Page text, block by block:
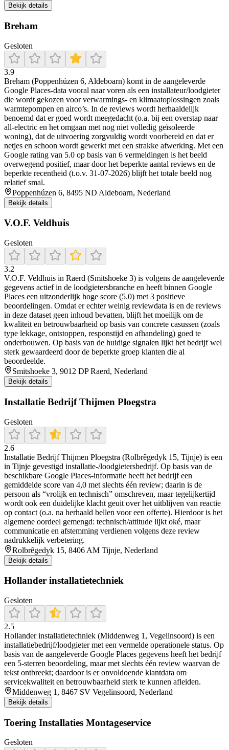
Bekijk details
Breham
Gesloten
3.9
Breham (Poppenhúzen 6, Aldeboarn) komt in de aangeleverde
Google Places-data vooral naar voren als een installateur/loodgieter
die wordt gekozen voor verwarmings- en klimaatoplossingen zoals
warmtepompen en airco’s. In de reviews wordt herhaaldelijk
benoemd dat er goed wordt meegedacht (o.a. bij een overstap naar
all-electric en het omgaan met nog niet volledig geïsoleerde
woning), dat de uitvoering zorgvuldig wordt voorbereid en dat er
netjes en schoon wordt gewerkt met een strakke afwerking. Met een
Google rating van 5.0 op basis van 6 vermeldingen is het beeld
overwegend positief, maar door het beperkte aantal reviews en de
beperkte recentheid (t.o.v. 31-07-2026) blijft het totale beeld nog
relatief smal.
Poppenhúzen 6, 8495 ND Aldeboarn, Nederland
Bekijk details
V.O.F. Veldhuis
Gesloten
3.2
V.O.F. Veldhuis in Raerd (Smitshoeke 3) is volgens de aangeleverde
gegevens actief in de loodgietersbranche en heeft binnen Google
Places een uitzonderlijk hoge score (5.0) met 3 positieve
beoordelingen. Omdat er echter weinig reviewdata is en de reviews
in deze dataset geen inhoud bevatten, blijft het moeilijk om de
kwaliteit en betrouwbaarheid op basis van concrete casussen (zoals
type lekkage, ontstoppen, responstijd en afhandeling) goed te
onderbouwen. Op basis van de huidige signalen lijkt het bedrijf wel
sterk gewaardeerd door de beperkte groep klanten die al
beoordeelde.
Smitshoeke 3, 9012 DP Raerd, Nederland
Bekijk details
Installatie Bedrijf Thijmen Ploegstra
Gesloten
2.6
Installatie Bedrijf Thijmen Ploegstra (Rolbrêgedyk 15, Tijnje) is een
in Tijnje gevestigd installatie-/loodgietersbedrijf. Op basis van de
beschikbare Google Places-informatie heeft het bedrijf een
gemiddelde score van 4,0 met slechts één review; daarin is de
persoon als “vrolijk en technisch” omschreven, maar tegelijkertijd
wordt ook een duidelijke klacht geuit over het uitblijven van reactie
op contact (o.a. na herhaald bellen voor een offerte). Hierdoor is het
algemene oordeel gemengd: technisch/attitude lijkt oké, maar
communicatie en afstemming verdienen volgens deze review
nadrukkelijk verbetering.
Rolbrêgedyk 15, 8406 AM Tijnje, Nederland
Bekijk details
Hollander installatietechniek
Gesloten
2.5
Hollander installatietechniek (Middenweg 1, Vegelinsoord) is een
installatiebedrijf/loodgieter met een vermelde operationele status. Op
basis van de aangeleverde Google Places gegevens heeft het bedrijf
een 5-sterren beoordeling, maar met slechts één review waarvan de
tekst ontbreekt; daardoor is er onvoldoende klantdata om
servicekwaliteit en betrouwbaarheid sterk te kunnen afleiden.
Middenweg 1, 8467 SV Vegelinsoord, Nederland
Bekijk details
Toering Installaties Montageservice
Gesloten